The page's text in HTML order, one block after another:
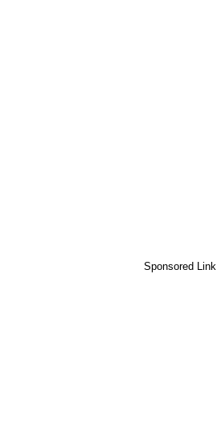
Sponsored Link